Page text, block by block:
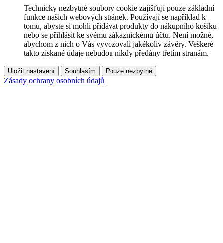
Technicky nezbytné soubory cookie zajišťují pouze základní
funkce našich webových stránek. Používají se například k
tomu, abyste si mohli přidávat produkty do nákupního košíku
nebo se přihlásit ke svému zákaznickému účtu. Není možné,
abychom z nich o Vás vyvozovali jakékoliv závěry. Veškeré
takto získané údaje nebudou nikdy předány třetím stranám.
Uložit nastavení Souhlasím Pouze nezbytné
Zásady ochrany osobních údajů